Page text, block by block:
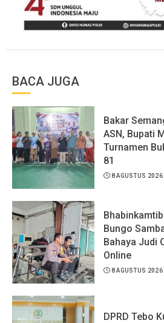
BACA JUGA
Bakar
ASN, Bupati
Turnamen
81
8 AGUSTUS 2026
Bungo
Bahaya Judi
Online
8 AGUSTUS 2026
DPRD Tebo